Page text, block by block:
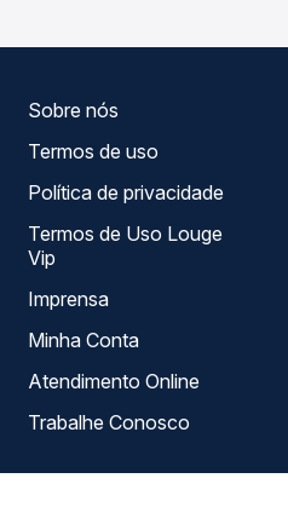
Sobre nós
Termos de uso
Política de privacidade
Termos de Uso Louge
Vip
Imprensa
Minha Conta
Atendimento Online
Trabalhe Conosco